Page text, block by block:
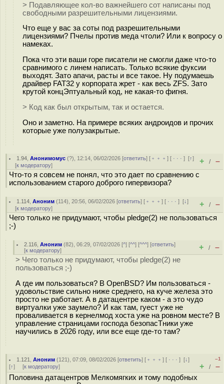
> Подавляющее кол-во важнейшего сот написаны под
свободными разрешительными лицензиями.
Что еще у вас за соты под разрешительными
лицензиями? Пчелы против меда чтоли? Или к вопросу о
намеках.
Пока что эти ваши горе писатели не смогли даже что-то
сравнимого с линем написать. Только всякие фуксии
выходят. Зато апачи, расты и все такое. Ну подумаешь
драйвер FAT32 у корпората жрет - как весь ZFS. Зато
крутой концЭптуальный код, не какая-то фигня.
> Код как был открытым, так и остается.
Оно и заметно. На примере всяких андроидов и прочих
которые уже полузакрытые.
1.94 ,Анонимомус (?), 12:14, 06/02/2026 [ответить] [ ﹢﹢﹢] [ · · ·][↑]
[к модератору] + / –
Что-то я совсем не понял, что это дает по сравнению с
использованием старого доброго гипервизора?
1.114 ,Аноним (114), 20:56, 06/02/2026 [ответить] [ ﹢﹢﹢] [ · · ·][↓]
[к модератору] + / –
Чего только не придумают, чтобы pledge(2) не пользоваться
;-)
2.116 ,Аноним (82), 06:29, 07/02/2026 [^] [^^] [^^^] [ответить]
[к модератору] + / –
> Чего только не придумают, чтобы pledge(2) не
пользоваться ;-)
А где им пользоваться? В OpenBSD? Им пользоваться -
удовольствие сильно ниже среднего, на куче железа это
просто не работает. А в датацентре каком - а это чудо
виртуалки уже заумело? И как там, гуест уже не
проваливается в кернелмод хоста уже на ровном месте? В
управление страницами господа безопасТники уже
научились в 2026 году, или все еще где-то там?
1.121 ,Аноним (121), 07:09, 08/02/2026 [ответить] [ ﹢﹢﹢] [ · · ·][↓]
[↑] [к модератору]
–1
+ / –
Половина датацентров Мелкомягких и тому подобных